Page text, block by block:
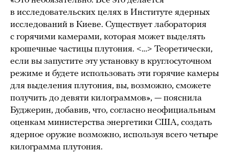
в исследовательских целях в Институте ядерных
исследований в Киеве. Существует лаборатория
с горячими камерами, которая может выделять
крошечные частицы плутония. <…> Теоретически,
если вы запустите эту установку в круглосуточном
режиме и будете использовать эти горячие камеры
для выделения плутония, вы, возможно, сможете
получить до девяти килограммов», — пояснила
Буджерин, добавив, что, согласно неофициальным
оценкам министерства энергетики США, создать
ядерное оружие возможно, используя всего четыре
килограмма плутония.